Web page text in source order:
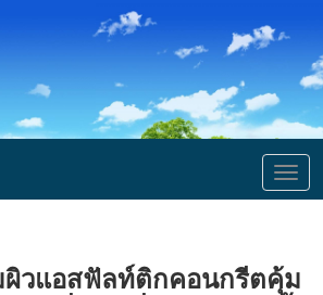
ผิวแอสฟัลท์ติกคอนกรีตคุ้ม